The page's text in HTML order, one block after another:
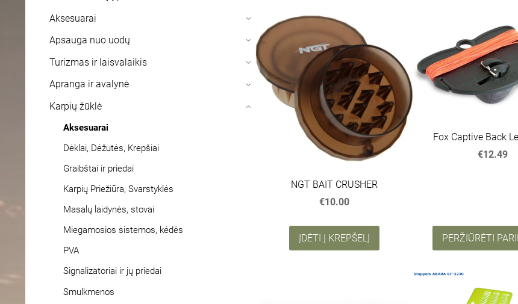
Aksesuarai
›
Apsauga nuo uodų ›
Turizmas ir laisvalaikis ›
Apranga ir avalynė ›
Karpių žūklė
Aksesuarai
Dėklai, Dėžutės, Krepšiai
Graibštai ir priedai
Karpių Priežiūra, Svarstyklės
Masalų laidynės, stovai
Miegamosios sistemos, kėdės
PVA
Signalizatoriai ir jų priedai
Smulkmenos
›
NGT BAIT CRUSHER
€10.00
ĮDĖTI Į KREPŠELĮ
Fox Captive Back
€12.49
PERŽIŪRĖTI